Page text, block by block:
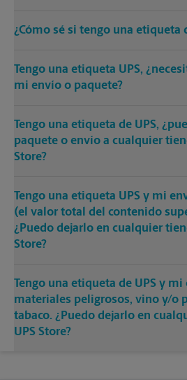
¿Cómo sé si tengo una etiqueta
Tengo una etiqueta UPS,
mi envío o paquete?
Tengo una etiqueta de UPS,
paquete o envío a cualquier
Store?
Tengo una etiqueta UPS y mi
(el valor total del contenido
¿Puedo dejarlo en cualquier
Store?
Tengo una etiqueta de UPS y
materiales peligrosos, vino y/o
tabaco. ¿Puedo dejarlo en
UPS Store?